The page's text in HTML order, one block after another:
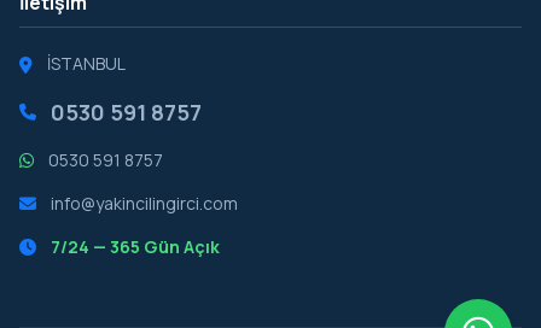
İSTANBUL
0530 591 8757
0530 591 8757
info@yakincilingirci.com
7/24 — 365 Gün Açık